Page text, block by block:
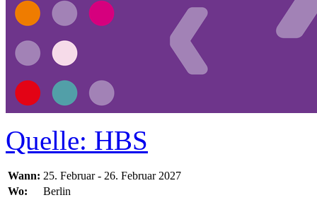
Quelle: HBS
Wann: 25. Februar - 26. Februar 2027
Wo:
Berlin